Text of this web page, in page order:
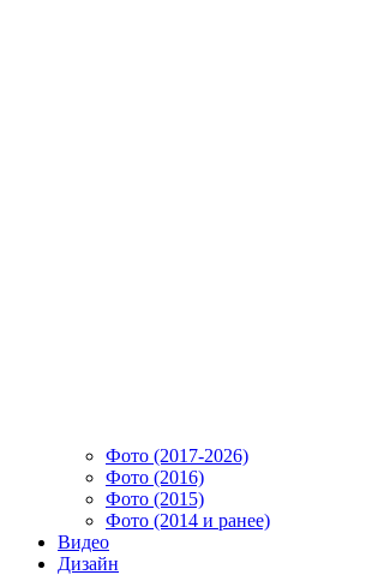
Фото (2017-2026)
Фото (2016)
Фото (2015)
Фото (2014 и ранее)
Видео
Дизайн